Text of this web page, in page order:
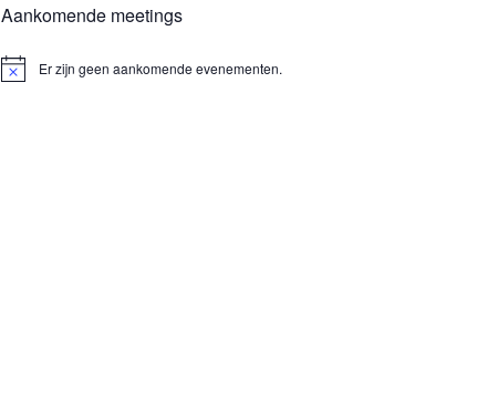
Aankomende meetings
Er zijn geen aankomende evenementen.